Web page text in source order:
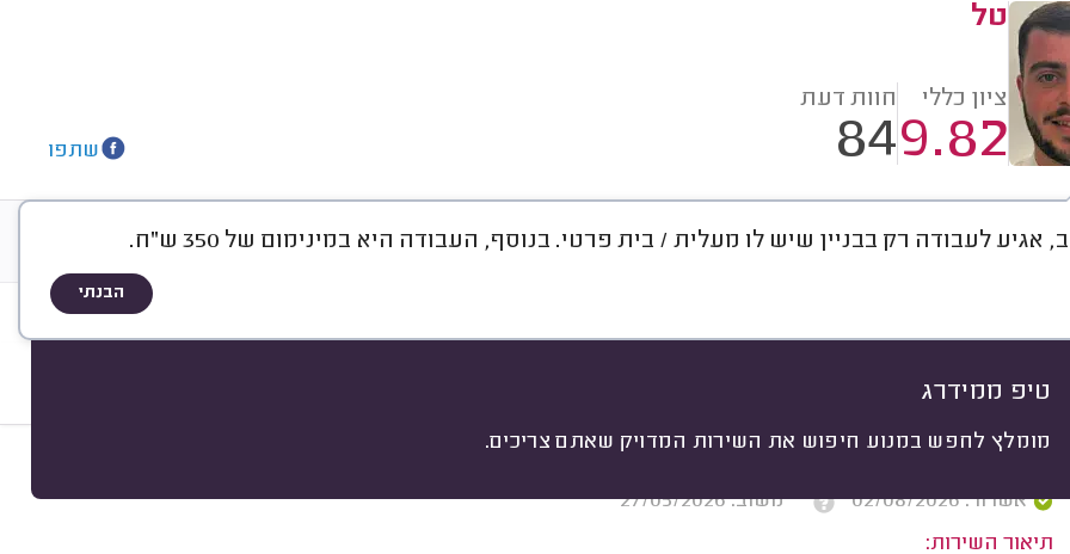
טל
ציון כללי
9.82
חוות דעת
84 שתפו
אגיע לעבודה רק בבניין שיש לו מעלית / בית פרטי. בנוסף, העבודה היא במינימום של 350 ש"ח.
הבנתי
טיפ ממידרג
מומלץ לחפש במנוע חיפוש את השירות המדויק שאתם צריכים.
חוות דעת מחירים ממוצע גלריה אודות שיטת הדירוג
מה ניקו?
אשרור: 02/08/2026
משוב: 27/05/2026
תיאור השירות: